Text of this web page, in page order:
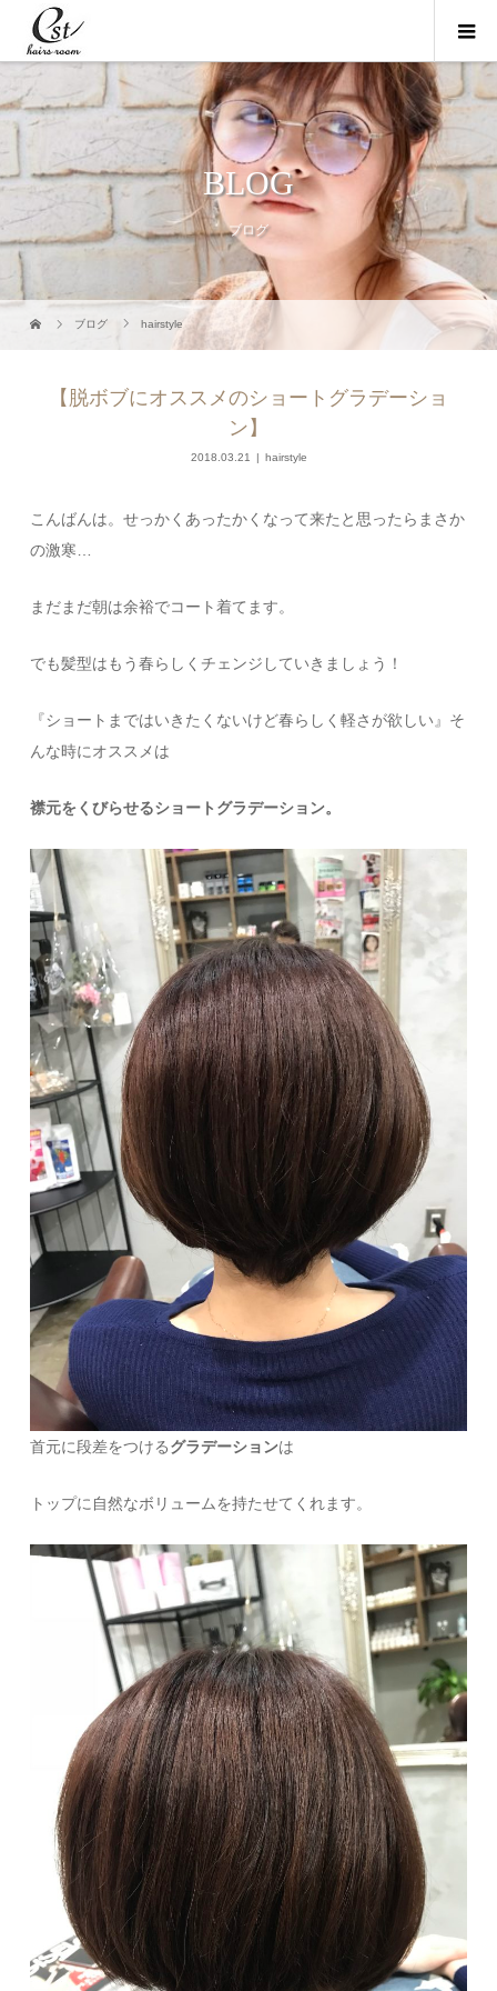
BLOG
ブログ
ブログ hairstyle
【脱ボブにオススメのショートグラデーショ
ン】
2018.03.21 hairstyle
こんばんは。せっかくあったかくなって来たと思ったらまさか
の激寒…
まだまだ朝は余裕でコート着てます。
でも髪型はもう春らしくチェンジしていきましょう！
『ショートまではいきたくないけど春らしく軽さが欲しい』そ
んな時にオススメは
襟元をくびらせるショートグラデーション。
首元に段差をつけるグラデーションは
トップに自然なボリュームを持たせてくれます。